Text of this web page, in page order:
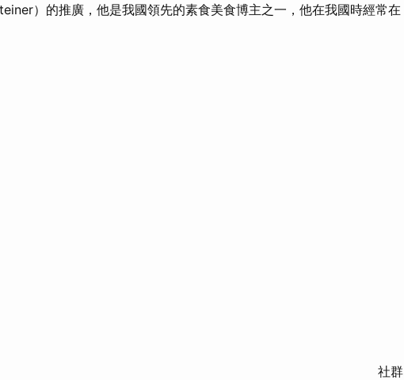
）的推廣，他是我國領先的素食美食博主之一，他在我國時經常在
社群